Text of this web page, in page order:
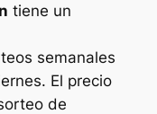
tiene un
semanales
El precio
de